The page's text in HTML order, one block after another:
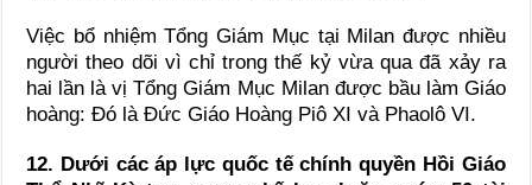
Việc bổ nhiệm Tổng Giám Mục tại Milan được nhiều
người theo dõi vì chỉ trong thế kỷ vừa qua đã xảy ra
hai lần là vị Tổng Giám Mục Milan được bầu làm Giáo
hoàng: Đó là Đức Giáo Hoàng Piô XI và Phaolô VI.
12. Dưới các áp lực quốc tế chính quyền Hồi Giáo